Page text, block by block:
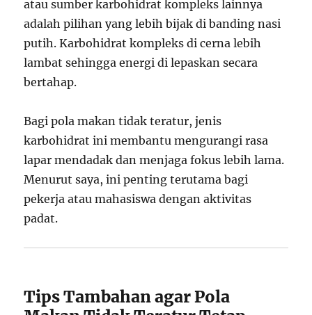
atau sumber karbohidrat kompleks lainnya
adalah pilihan yang lebih bijak di banding nasi
putih. Karbohidrat kompleks di cerna lebih
lambat sehingga energi di lepaskan secara
bertahap.
Bagi pola makan tidak teratur, jenis
karbohidrat ini membantu mengurangi rasa
lapar mendadak dan menjaga fokus lebih lama.
Menurut saya, ini penting terutama bagi
pekerja atau mahasiswa dengan aktivitas
padat.
Tips Tambahan agar Pola